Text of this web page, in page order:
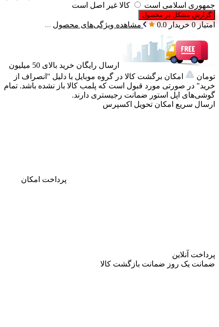
جمهوری اسلامی است
کالا غیر اصل است
گزارش مشکل در محصول
امتیاز 0 خریدار 0.0 مشاهده ویژگی‌های محصول
ارسال رایگان خرید بالای 50 میلیون
تومان
امکان برگشت کالا در گروه موبایل با دلیل "انصراف از
خرید" در صورتی مورد قبول است که پلمب کالا باز نشده باشد. تمام
گوشی‌های اپل استور ضمانت رجیستری دارند.
ارسال سریع امکان تحویل اکسپرس
پرداخت امکان
پرداخت آنلاین
ضمانت یک روز ضمانت بازگشت کالا